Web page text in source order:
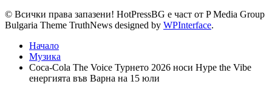
© Всички права запазени! HotPressBG е част от P Media Group
Bulgaria Theme TruthNews designed by WPInterface.
Начало
Музика
Coca-Cola The Voice Турнето 2026 носи Hype the Vibe
енергията във Варна на 15 юли